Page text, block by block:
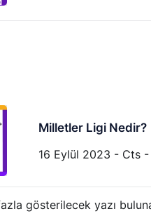
Milletler Ligi Nedir?
16 Eylül 2023 - Cts -
gösterilecek yazı